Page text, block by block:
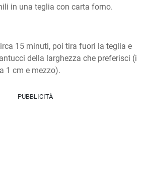
in una teglia con carta forno.
15 minuti, poi tira fuori la teglia e
della larghezza che preferisci (i
1 cm e mezzo).
PUBBLICITÀ